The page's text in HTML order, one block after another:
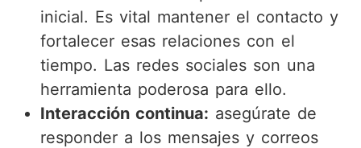
inicial. Es vital mantener el contacto y
fortalecer esas relaciones con el
tiempo. Las redes sociales son una
herramienta poderosa para ello.
Interacción continua: asegúrate de
responder a los mensajes y correos